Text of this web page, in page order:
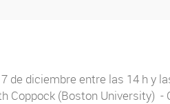
de diciembre entre las 14 h y
Coppock (Boston University) -